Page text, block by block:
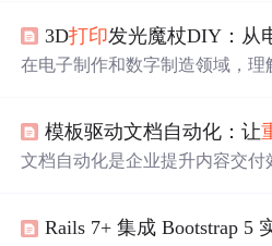
开发包C...
视化设计器定义布局，再动态
技术的价值在于大幅提升开发效
混排。本文聚焦于锐浪报表（
NET报表组件，通过详解其核心
统计、主从表构建及在WinForm
3D打印发光魔杖DIY：从电
在电子制作和数字制造领域，理
必要的保护元件（如限流电阻
光能、动能等其他形式。掌握电
艺术装置等场景中具有广泛应用
模板驱动文档自动化：让
文档自动化是企业提升内容交付
占位符、条件渲染和样式规则，